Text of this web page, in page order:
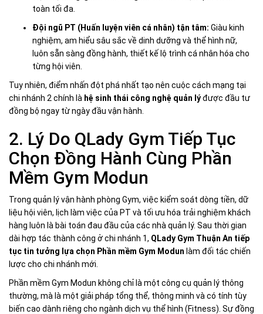
toàn tối đa.
Đội ngũ PT (Huấn luyện viên cá nhân) tận tâm: Giàu kinh
nghiệm, am hiểu sâu sắc về dinh dưỡng và thể hình nữ,
luôn sẵn sàng đồng hành, thiết kế lộ trình cá nhân hóa cho
từng hội viên.
Tuy nhiên, điểm nhấn đột phá nhất tạo nên cuộc cách mạng tại
chi nhánh 2 chính là hệ sinh thái công nghệ quản lýđược đầu tư
đồng bộ ngay từ ngày đầu vận hành.
2. Lý Do QLady Gym Tiếp Tục
Chọn Đồng Hành Cùng Phần
Mềm Gym Modun
Trong quản lý vận hành phòng Gym, việc kiểm soát dòng tiền, dữ
liệu hội viên, lịch làm việc của PT và tối ưu hóa trải nghiệm khách
hàng luôn là bài toán đau đầu của các nhà quản lý. Sau thời gian
dài hợp tác thành công ở chi nhánh 1, QLady Gym Thuận An tiếp
tục tin tưởng lựa chọn Phần mềm Gym Modun làm đối tác chiến
lược cho chi nhánh mới.
Phần mềm Gym Modun không chỉ là một công cụ quản lý thông
thường, mà là một giải pháp tổng thể, thông minh và có tính tùy
biến cao dành riêng cho ngành dịch vụ thể hình (Fitness). Sự đồng